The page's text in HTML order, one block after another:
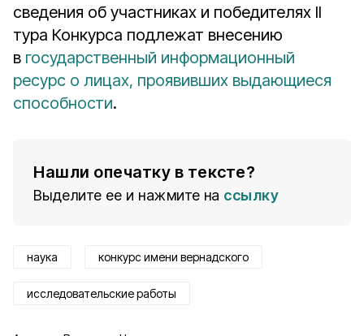
сведения об участниках и победителях II
тура Конкурса подлежат внесению
в государственный информационный
ресурс о лицах, проявивших выдающиеся
способности.
Нашли опечатку в тексте?
Выделите ее и нажмите на ссылку
наука конкурс имени вернадского
исследовательские работы